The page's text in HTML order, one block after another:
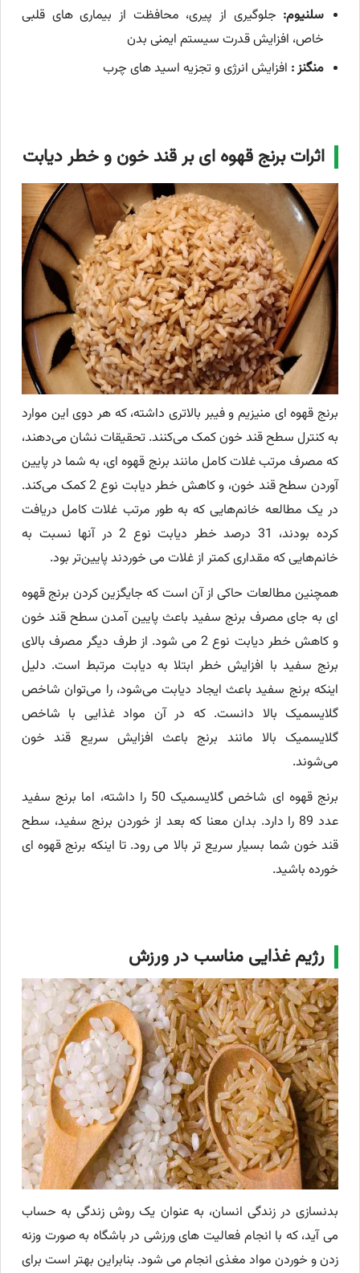
سلنیوم: جلوگیری از پیری، محافظت از بیماری های قلبی
خاص، افزایش قدرت سیستم ایمنی بدن
منگنز : افزایش انرژی و تجزیه اسید های چرب
اثرات برنج قهوه ای بر قند خون و خطر دیابت
برنج قهوه ای منیزیم و فیبر بالاتری داشته، که هر دوی این موارد
به کنترل سطح قند خون کمک می‌کنند. تحقیقات نشان می‌دهند،
که مصرف مرتب غلات کامل مانند برنج قهوه ای، به شما در پایین
آوردن سطح قند خون، و کاهش خطر دیابت نوع 2 کمک می‌کند.
در یک مطالعه خانم‌هایی که به طور مرتب غلات کامل دریافت
کرده بودند، 31 درصد خطر دیابت نوع 2 در آنها نسبت به
خانم‌هایی که مقداری کمتر از غلات می خوردند پایین‌تر بود.
همچنین مطالعات حاکی از آن است که جایگزین کردن برنج قهوه
ای به جای مصرف برنج سفید باعث پایین آمدن سطح قند خون
و کاهش خطر دیابت نوع 2 می شود. از طرف دیگر مصرف بالای
برنج سفید با افزایش خطر ابتلا به دیابت مرتبط است. دلیل
اینکه برنج سفید باعث ایجاد دیابت می‌شود، را می‌‌توان شاخص
گلایسمیک بالا دانست. که در آن مواد غذایی با شاخص
گلایسمیک بالا مانند برنج باعث افزایش سریع قند خون
می‌شوند.
برنج قهوه ای شاخص گلایسمیک 50 را داشته، اما برنج سفید
عدد 89 را دارد. بدان معنا که بعد از خوردن برنج سفید، سطح
قند خون شما بسیار سریع تر بالا می رود. تا اینکه برنج قهوه ای
خورده باشید.
رژیم غذایی مناسب در ورزش
بدنسازی در زندگی انسان، به عنوان یک روش زندگی به حساب
می آید، که با انجام فعالیت های ورزشی در باشگاه به صورت وزنه
زدن و خوردن مواد مغذی انجام می شود. بنابراین بهتر است برای